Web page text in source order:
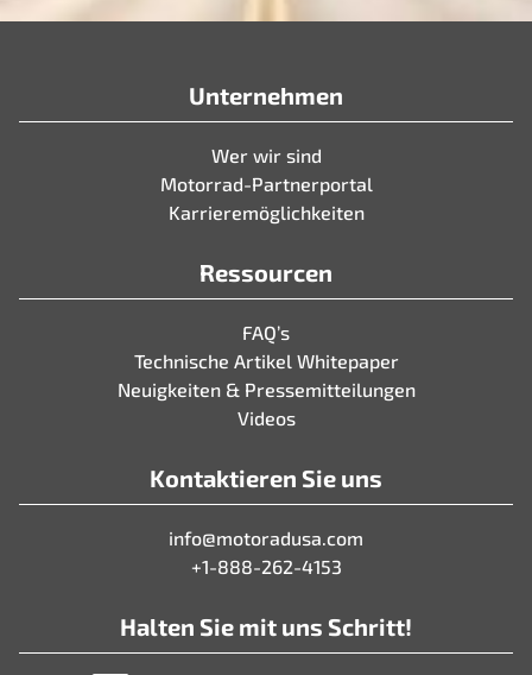
Unternehmen
Wer wir sind
Motorrad-Partnerportal
Karrieremöglichkeiten
Ressourcen
FAQ’s
Technische Artikel Whitepaper
Neuigkeiten & Pressemitteilungen
Videos
Kontaktieren Sie uns
info@motoradusa.com
+1-888-262-4153
Halten Sie mit uns Schritt!